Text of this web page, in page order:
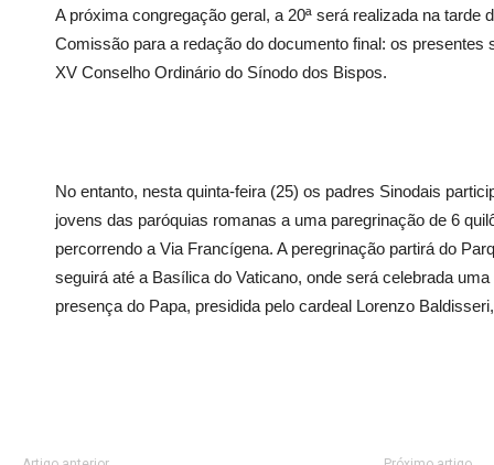
A próxima congregação geral, a 20ª será realizada na tarde
Comissão para a redação do documento final: os
XV Conselho Ordinário do Sínodo dos Bispos.
No entanto, nesta quinta-feira (25) os padres Sinodais
jovens das paróquias romanas a uma paregrinação de 6
percorrendo a Via Francígena. A peregrinação partirá do
seguirá até a Basílica do Vaticano, onde será celebrada
presença do Papa, presidida pelo cardeal Lorenzo